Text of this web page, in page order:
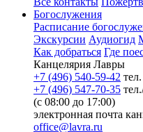
Богослужения
Расписание
Экскурсии Аудиогид
Как добраться Где
Канцелярия Лавры
+7 (496) 540-59-42 тел.
+7 (496) 547-70-35
(с 08:00 до 17:00)
электронная почта
office@lavra.ru